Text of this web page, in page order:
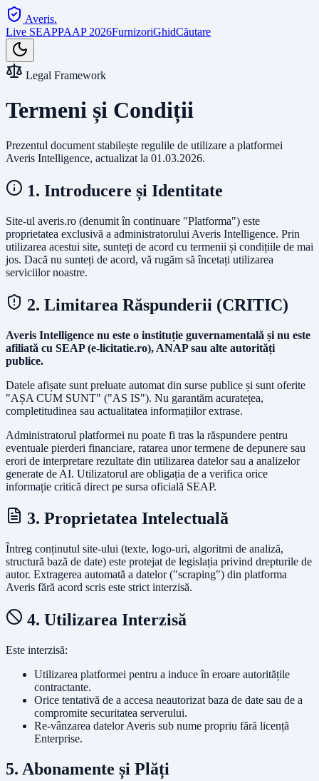
Averis.
Live SEAPPAAP 2026FurnizoriGhidCăutare
Legal Framework
Termeni și Condiții
Prezentul document stabilește regulile de utilizare a platformei
Averis Intelligence, actualizat la 01.03.2026.
1. Introducere și Identitate
Site-ul averis.ro (denumit în continuare "Platforma") este
proprietatea exclusivă a administratorului Averis Intelligence. Prin
utilizarea acestui site, sunteți de acord cu termenii și condițiile de mai
jos. Dacă nu sunteți de acord, vă rugăm să încetați utilizarea
serviciilor noastre.
2. Limitarea Răspunderii (CRITIC)
Averis Intelligence nu este o instituție guvernamentală și nu este
afiliată cu SEAP (e-licitatie.ro), ANAP sau alte autorități
publice.
Datele afișate sunt preluate automat din surse publice și sunt oferite
"AȘA CUM SUNT" ("AS IS"). Nu garantăm acuratețea,
completitudinea sau actualitatea informațiilor extrase.
Administratorul platformei nu poate fi tras la răspundere pentru
eventuale pierderi financiare, ratarea unor termene de depunere sau
erori de interpretare rezultate din utilizarea datelor sau a analizelor
generate de AI. Utilizatorul are obligația de a verifica orice
informație critică direct pe sursa oficială SEAP.
3. Proprietatea Intelectuală
Întreg conținutul site-ului (texte, logo-uri, algoritmi de analiză,
structură bază de date) este protejat de legislația privind drepturile de
autor. Extragerea automată a datelor ("scraping") din platforma
Averis fără acord scris este strict interzisă.
4. Utilizarea Interzisă
Este interzisă:
Utilizarea platformei pentru a induce în eroare autoritățile
contractante.
Orice tentativă de a accesa neautorizat baza de date sau de a
compromite securitatea serverului.
Re-vânzarea datelor Averis sub nume propriu fără licență
Enterprise.
5. Abonamente și Plăți